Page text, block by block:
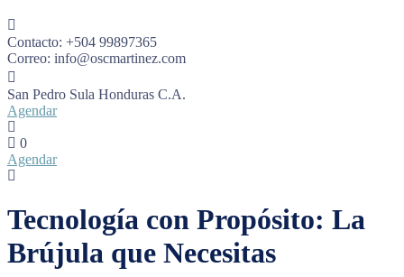
Contacto: +504 99897365
Correo: info@oscmartinez.com
San Pedro Sula Honduras C.A.
Agendar
0
Agendar
Tecnología con Propósito: La
Brújula que Necesitas